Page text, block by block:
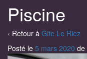
Piscine
‹ Retour à Gite Le Riez
Posté le 5 mars 2020 de